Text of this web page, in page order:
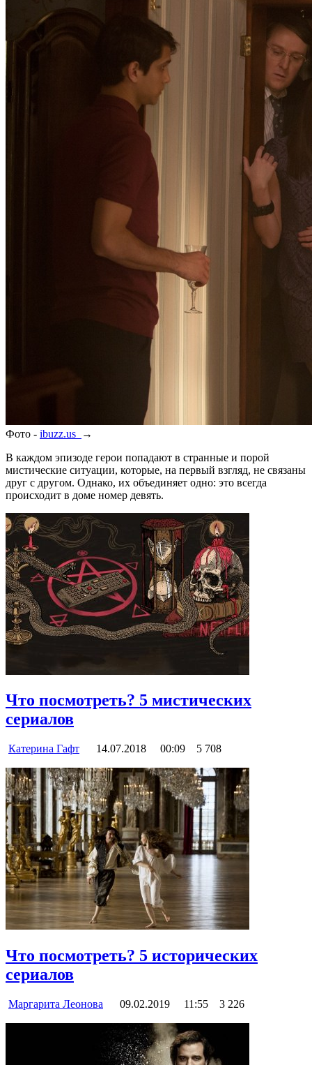
Фото - ibuzz.us
→
В каждом эпизоде герои попадают в странные и порой
мистические ситуации, которые, на первый взгляд, не связаны
друг с другом. Однако, их объединяет одно: это всегда
происходит в доме номер девять.
Что посмотреть? 5 мистических
сериалов
Катерина Гафт 14.07.2018 00:09 5 708
Что посмотреть? 5 исторических
сериалов
Маргарита Леонова 09.02.2019 11:55 3 226